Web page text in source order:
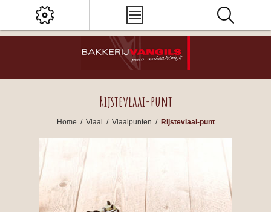
Rijstevlaai-punt
Home / Vlaai / Vlaaipunten / Rijstevlaai-punt